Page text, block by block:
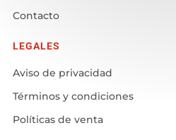
Contacto
LEGALES
Aviso de privacidad
Términos y condiciones
Políticas de venta